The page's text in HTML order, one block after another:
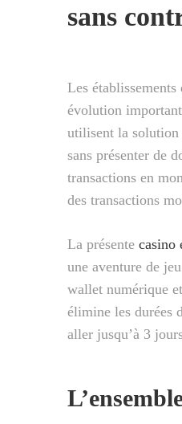
sans
Les
évolution
utilisent la solution
sans présenter de
transactions en
des transactions
La présente casino
une aventure de
wallet numérique
élimine les durées
aller jusqu’à 3